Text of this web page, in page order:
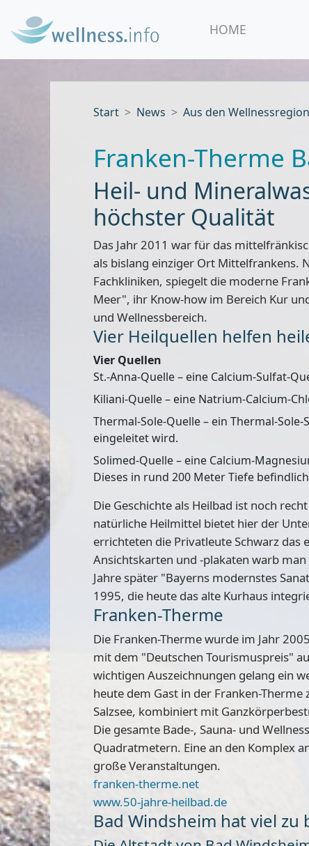
HOME
Start News Aus den
Franken-Therme
Heil- und
höchster Qualität
Das Jahr 2011 war für das
als bislang einziger Ort Mittelfrankens.
Fachkliniken, spiegelt die moderne
Meer", ihr Know-how im Bereich Kur
und Wellnessbereich.
Vier Heilquellen helfen
Vier Quellen
St.-Anna-Quelle – eine Calcium-Sulfat-
Kiliani-Quelle – eine Natrium-Calcium-
Thermal-Sole-Quelle – ein Thermal-
eingeleitet wird.
Solimed-Quelle – eine Calcium-
Dieses in rund 200 Meter Tiefe
Die Geschichte als Heilbad ist noch
natürliche Heilmittel bietet hier der
errichteten die Privatleute Schwarz
Ansichtskarten und -plakaten warb
Jahre später "Bayerns modernstes
1995, die heute das alte Kurhaus
Franken-Therme
Die Franken-Therme wurde im Jahr
mit dem "Deutschen Tourismuspreis"
wichtigen Auszeichnungen gelang ein
heute dem Gast in der Franken-
Salzsee, kombiniert mit
Die gesamte Bade-, Sauna- und
Quadratmetern. Eine an den Komplex
große Veranstaltungen.
franken-therme.net
www.50-jahre-heilbad.de
Bad Windsheim hat viel zu